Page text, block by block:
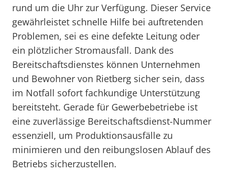
rund um die Uhr zur Verfügung. Dieser Service
gewährleistet schnelle Hilfe bei auftretenden
Problemen, sei es eine defekte Leitung oder
ein plötzlicher Stromausfall. Dank des
Bereitschaftsdienstes können Unternehmen
und Bewohner von Rietberg sicher sein, dass
im Notfall sofort fachkundige Unterstützung
bereitsteht. Gerade für Gewerbebetriebe ist
eine zuverlässige Bereitschaftsdienst-Nummer
essenziell, um Produktionsausfälle zu
minimieren und den reibungslosen Ablauf des
Betriebs sicherzustellen.